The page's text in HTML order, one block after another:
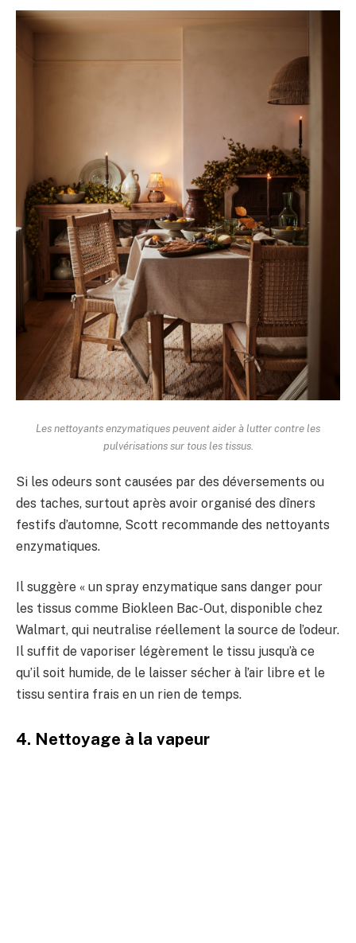
Les nettoyants enzymatiques peuvent aider à lutter contre les
pulvérisations sur tous les tissus.
Si les odeurs sont causées par des déversements ou
des taches, surtout après avoir organisé des dîners
festifs d’automne, Scott recommande des nettoyants
enzymatiques.
Il suggère « un spray enzymatique sans danger pour
les tissus comme Biokleen Bac-Out, disponible chez
Walmart, qui neutralise réellement la source de l’odeur.
Il suffit de vaporiser légèrement le tissu jusqu’à ce
qu’il soit humide, de le laisser sécher à l’air libre et le
tissu sentira frais en un rien de temps.
4. Nettoyage à la vapeur